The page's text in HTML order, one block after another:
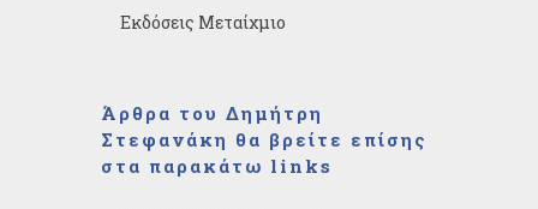
Εκδόσεις Μεταίχμιο
Άρθρα του Δημήτρη
Στεφανάκη θα βρείτε επίσης
στα παρακάτω links